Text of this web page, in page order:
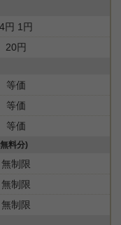
4円 1円
20円
等価
等価
等価
料分)
無制限
無制限
無制限